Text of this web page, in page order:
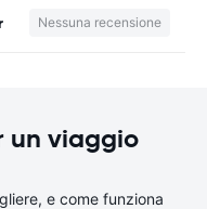
Nessuna recensione
un viaggio
e come funziona